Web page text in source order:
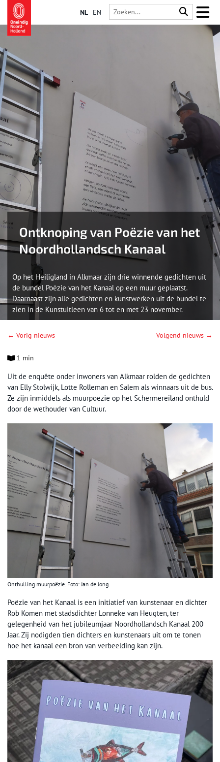
NL EN
Ontknoping van Poëzie van het
Noordhollandsch Kanaal
Op het Heiligland in Alkmaar zijn drie winnende gedichten uit
de bundel Poëzie van het Kanaal op een muur geplaatst.
Daarnaast zijn alle gedichten en kunstwerken uit de bundel te
zien in de Kunstuitleen van 6 tot en met 23 november.
← Vorig nieuws Volgend nieuws →
1 min
Uit de enquête onder inwoners van Alkmaar rolden de gedichten
van Elly Stolwijk, Lotte Rolleman en Salem als winnaars uit de bus.
Ze zijn inmiddels als muurpoëzie op het Schermereiland onthuld
door de wethouder van Cultuur.
Onthulling muurpoëzie. Foto: Jan de Jong.
Poëzie van het Kanaal is een initiatief van kunstenaar en dichter
Rob Komen met stadsdichter Lonneke van Heugten, ter
gelegenheid van het jubileumjaar Noordhollandsch Kanaal 200
Jaar. Zij nodigden tien dichters en kunstenaars uit om te tonen
hoe het kanaal een bron van verbeelding kan zijn.